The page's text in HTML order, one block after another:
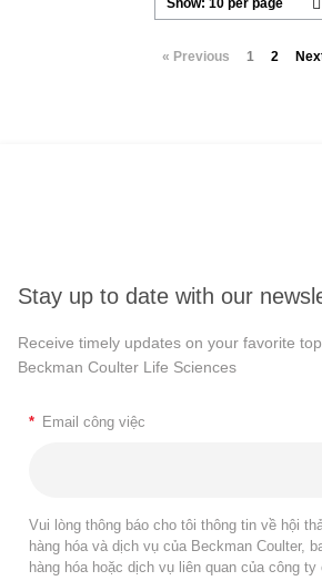
« Previous 1 2
Stay up to date with our
Receive timely updates on your favorite
Beckman Coulter Life Sciences
* Email công việc
Vui lòng thông báo cho tôi thông tin về hội
hàng hóa và dịch vụ của Beckman Coulter,
hàng hóa hoặc dịch vụ liên quan của công ty